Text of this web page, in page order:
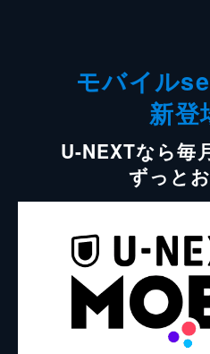
モバイル
新登
U-NEXTなら毎
ずっと